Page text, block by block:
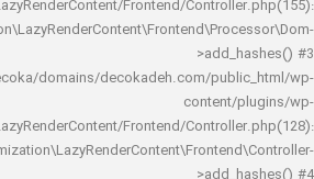
LazyRenderContent/Frontend/
/home/decoka/domains/decokadeh.com/
LazyRenderContent/Frontend/